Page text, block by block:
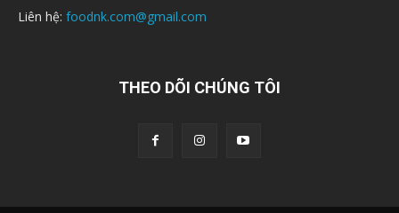
Liên hệ: foodnk.com@gmail.com
THEO DÕI CHÚNG TÔI